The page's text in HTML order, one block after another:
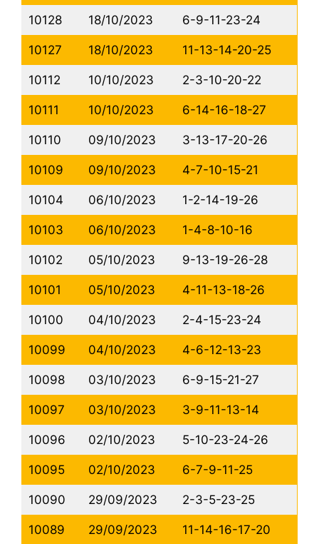
10128 18/10/2023 6-9-11-23-24
10127 18/10/2023 11-13-14-20-25
10112 10/10/2023 2-3-10-20-22
10111 10/10/2023 6-14-16-18-27
10110 09/10/2023 3-13-17-20-26
10109 09/10/2023 4-7-10-15-21
10104 06/10/2023 1-2-14-19-26
10103 06/10/2023 1-4-8-10-16
10102 05/10/2023 9-13-19-26-28
10101 05/10/2023 4-11-13-18-26
10100 04/10/2023 2-4-15-23-24
10099 04/10/2023 4-6-12-13-23
10098 03/10/2023 6-9-15-21-27
10097 03/10/2023 3-9-11-13-14
10096 02/10/2023 5-10-23-24-26
10095 02/10/2023 6-7-9-11-25
10090 29/09/2023 2-3-5-23-25
10089 29/09/2023 11-14-16-17-20